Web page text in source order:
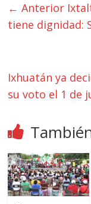
← Anterior
tiene dignidad:
Ixhuatán ya
su voto el 1 de